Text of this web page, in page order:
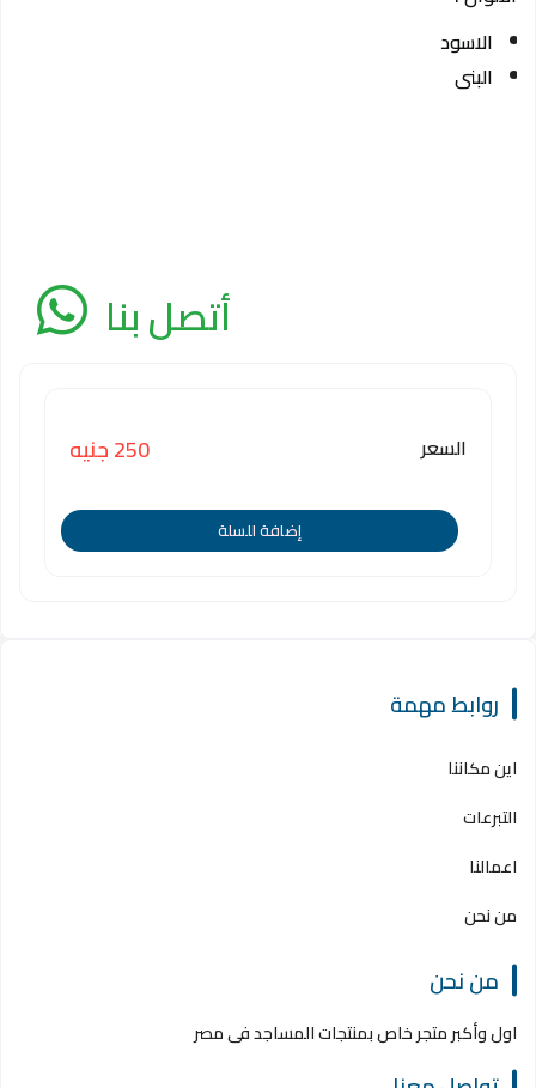
الاسود
البنى
أتصل بنا
السعر 250 جنيه
إضافة للسلة
روابط مهمة
اين مكاننا
التبرعات
اعمالنا
من نحن
من نحن
اول وأكبر متجر خاص بمنتجات المساجد فى مصر